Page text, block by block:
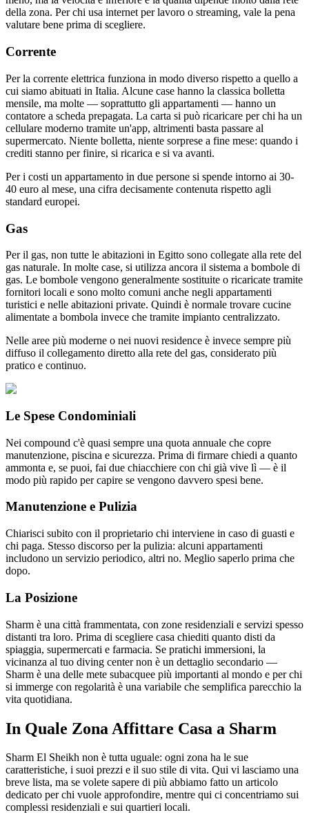
della zona. Per chi usa internet per lavoro o streaming, vale la pena
valutare bene prima di scegliere.
Corrente
Per la corrente elettrica funziona in modo diverso rispetto a quello a
cui siamo abituati in Italia. Alcune case hanno la classica bolletta
mensile, ma molte — soprattutto gli appartamenti — hanno un
contatore a scheda prepagata. La carta si può ricaricare per chi ha un
cellulare moderno tramite un'app, altrimenti basta passare al
supermercato. Niente bolletta, niente sorprese a fine mese: quando i
crediti stanno per finire, si ricarica e si va avanti.
Per i costi un appartamento in due persone si spende intorno ai 30-
40 euro al mese, una cifra decisamente contenuta rispetto agli
standard europei.
Gas
Per il gas, non tutte le abitazioni in Egitto sono collegate alla rete del
gas naturale. In molte case, si utilizza ancora il sistema a bombole di
gas. Le bombole vengono generalmente sostituite o ricaricate tramite
fornitori locali e sono molto comuni anche negli appartamenti
turistici e nelle abitazioni private. Quindi è normale trovare cucine
alimentate a bombola invece che tramite impianto centralizzato.
Nelle aree più moderne o nei nuovi residence è invece sempre più
diffuso il collegamento diretto alla rete del gas, considerato più
pratico e continuo.
Le Spese Condominiali
Nei compound c'è quasi sempre una quota annuale che copre
manutenzione, piscina e sicurezza. Prima di firmare chiedi a quanto
ammonta e, se puoi, fai due chiacchiere con chi già vive lì — è il
modo più rapido per capire se vengono davvero spesi bene.
Manutenzione e Pulizia
Chiarisci subito con il proprietario chi interviene in caso di guasti e
chi paga. Stesso discorso per la pulizia: alcuni appartamenti
includono un servizio periodico, altri no. Meglio saperlo prima che
dopo.
La Posizione
Sharm è una città frammentata, con zone residenziali e servizi spesso
distanti tra loro. Prima di scegliere casa chiediti quanto disti da
spiaggia, supermercati e farmacia. Se pratichi immersioni, la
vicinanza al tuo diving center non è un dettaglio secondario —
Sharm è una delle mete subacquee più importanti al mondo e per chi
si immerge con regolarità è una variabile che semplifica parecchio la
vita quotidiana.
In Quale Zona Affittare Casa a Sharm
Sharm El Sheikh non è tutta uguale: ogni zona ha le sue
caratteristiche, i suoi prezzi e il suo stile di vita. Qui vi lasciamo una
breve lista, ma se volete sapere di più abbiamo fatto un articolo
dedicato per chi vuole approfondire, mentre qui ci concentriamo sui
complessi residenziali e sui quartieri locali.